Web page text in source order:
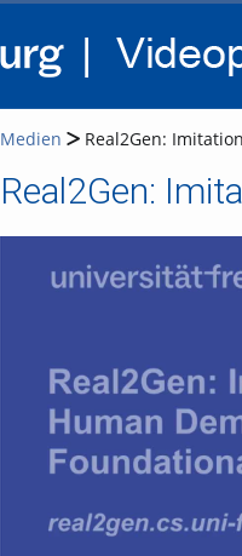
Medien Real2Gen: